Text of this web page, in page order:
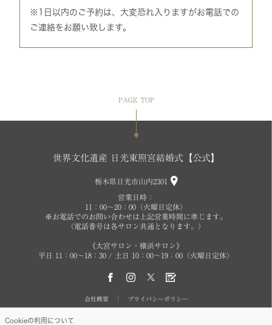
※1日以内のご予約は、大変恐れ入りますがお電話での
ご連絡をお願い致します。
Cookieの利用について
PAGE TOP
世界文化遺産 日光東照宮結婚式【公式】
栃木県日光市山内2301
営業日時：
11：00～20：00（火曜日定休）
※お電話でのお問い合わせは上記営業時間に準じます。
（電話番号は各サロン共通となります。）
《大宮サロン・横浜サロン》
平日 11：00～18：30 / 土日 10：00～19：00（火曜日定休）
会社概要 プライバシーポリシー